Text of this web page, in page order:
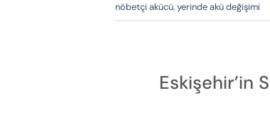
nöbetçi akücü,yerinde akü değişimi
Eskişehir’in